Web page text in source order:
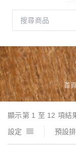
首
顯示第 1 至 12 項結
設定
預設